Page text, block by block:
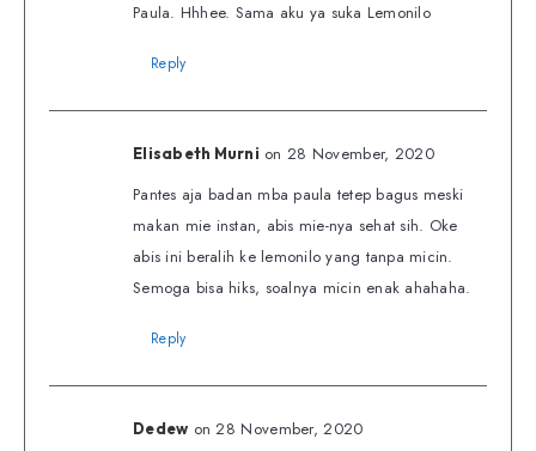
Paula. Hhhee. Sama aku ya suka Lemonilo
Reply
Elisabeth Murni on 28 November, 2020
Pantes aja badan mba paula tetep bagus meski
makan mie instan, abis mie-nya sehat sih. Oke
abis ini beralih ke lemonilo yang tanpa micin.
Semoga bisa hiks, soalnya micin enak ahahaha.
Reply
Dedew on 28 November, 2020